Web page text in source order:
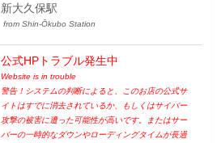
新大久保駅
from Shin-Ōkubo Station
公式HPトラブル発生中
Website is in trouble
警告！システムの判断によると、このお店の公式サ
イトはすでに消去されているか、もしくはサイバー
攻撃の被害に遭った可能性が高いです。またはサー
バーの一時的なダウンやローディングタイムが長過